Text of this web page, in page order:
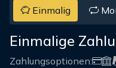
Einmalig
Einmalige
Zahlungsoptionen: